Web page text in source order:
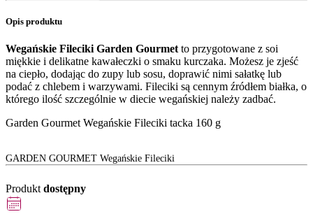
Opis produktu
Wegańskie Fileciki Garden Gourmet to przygotowane z soi
miękkie i delikatne kawałeczki o smaku kurczaka. Możesz je zjeść
na ciepło, dodając do zupy lub sosu, doprawić nimi sałatkę lub
podać z chlebem i warzywami. Fileciki są cennym źródłem białka, o
którego ilość szczególnie w diecie wegańskiej należy zadbać.
Garden Gourmet Wegańskie Fileciki tacka 160 g
GARDEN GOURMET Wegańskie Fileciki
Produkt dostępny